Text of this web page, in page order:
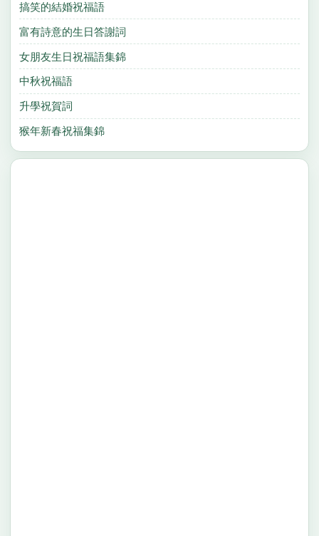
搞笑的結婚祝福語
富有詩意的生日答謝詞
女朋友生日祝福語集錦
中秋祝福語
升學祝賀詞
猴年新春祝福集錦